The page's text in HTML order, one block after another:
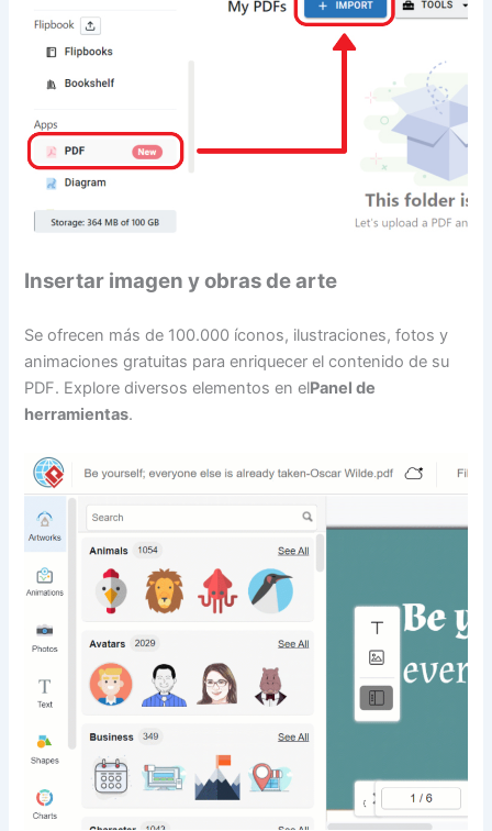
Insertar imagen y obras de arte
Se ofrecen más de 100.000 íconos, ilustraciones, fotos y
animaciones gratuitas para enriquecer el contenido de su
PDF. Explore diversos elementos en elPanel de
herramientas.